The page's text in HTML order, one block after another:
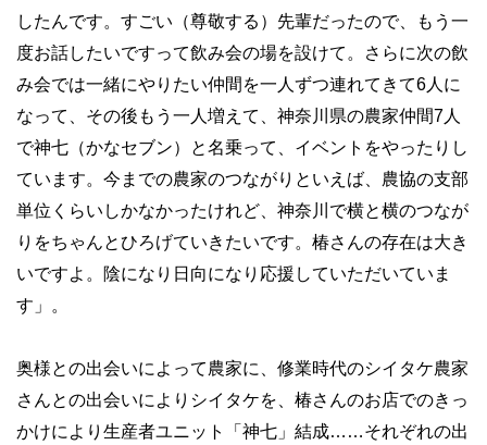
したんです。すごい（尊敬する）先輩だったので、もう一
度お話したいですって飲み会の場を設けて。さらに次の飲
み会では一緒にやりたい仲間を一人ずつ連れてきて6人に
なって、その後もう一人増えて、神奈川県の農家仲間7人
で神七（かなセブン）と名乗って、イベントをやったりし
ています。今までの農家のつながりといえば、農協の支部
単位くらいしかなかったけれど、神奈川で横と横のつなが
りをちゃんとひろげていきたいです。椿さんの存在は大き
いですよ。陰になり日向になり応援していただいていま
す」。
奥様との出会いによって農家に、修業時代のシイタケ農家
さんとの出会いによりシイタケを、椿さんのお店でのきっ
かけにより生産者ユニット「神七」結成……それぞれの出